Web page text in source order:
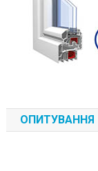
ОПИТУВАННЯ